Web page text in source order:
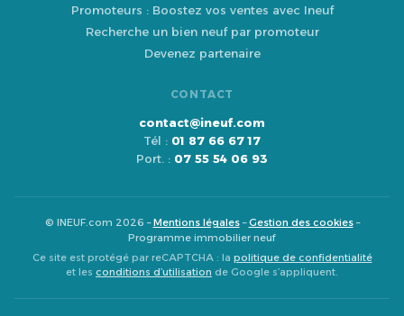
Promoteurs : Boostez vos ventes avec Ineuf
Recherche un bien neuf par promoteur
Devenez partenaire
CONTACT
contact@ineuf.com
Tél : 01 87 66 67 17
Port. : 07 55 54 06 93
© INEUF.com 2026 –Mentions légales–Gestion des cookies–
Programme immobilier neuf
Ce site est protégé par reCAPTCHA : la politique de confidentialité
et les conditions d’utilisation de Google s’appliquent.